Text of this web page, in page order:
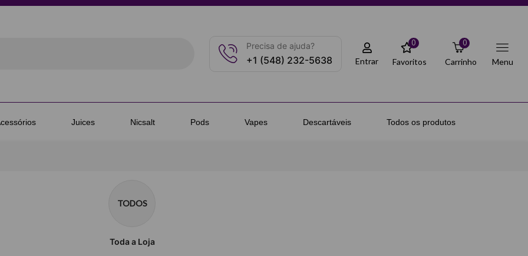
Precisa de ajuda?
+1 (548) 232-5638 Entrar
0
Favoritos
0
Carrinho Menu
Juices Nicsalt Pods Vapes Descartáveis Todos os produtos
TODOS
Toda a Loja